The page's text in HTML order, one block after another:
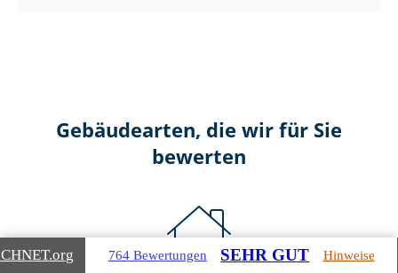
Gebäudearten, die wir für Sie
bewerten
.org 764 Bewertungen SEHR GUT Hinweise